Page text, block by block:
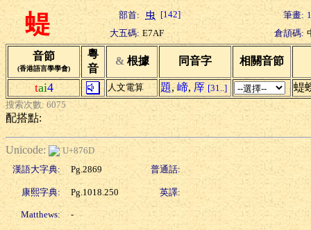
蝭 部首: [142] 筆畫:
大五碼: E7AF 倉頡碼:
音節
(香港語言學學會)
粵
音
& 根據 同音字 相關音節
tai4 人文電算 題, 崹, 厗 [31..] 蝭
搜索次數: 6075
配搭點:
Unicode:
U+876D
漢語大字典:
Pg.2869 普通話:
康熙字典: Pg.1018.250 英譯:
Matthews: -